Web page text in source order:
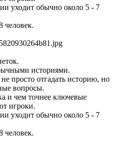
уходит обычно около 5 - 7
человек.
историями.
просто отгадать историю, но
вопросы.
и чем точнее ключевые
игроки.
уходит обычно около 5 - 7
человек.